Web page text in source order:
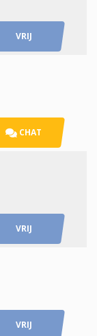
VRIJ
CHAT
VRIJ
VRIJ